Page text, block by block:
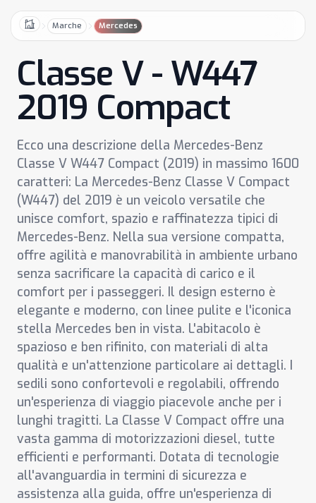
HomeMarche Mercedes
Classe V - W447
2019 Compact
Ecco una descrizione della Mercedes-Benz
Classe V W447 Compact (2019) in massimo 1600
caratteri: La Mercedes-Benz Classe V Compact
(W447) del 2019 è un veicolo versatile che
unisce comfort, spazio e raffinatezza tipici di
Mercedes-Benz. Nella sua versione compatta,
offre agilità e manovrabilità in ambiente urbano
senza sacrificare la capacità di carico e il
comfort per i passeggeri. Il design esterno è
elegante e moderno, con linee pulite e l'iconica
stella Mercedes ben in vista. L'abitacolo è
spazioso e ben rifinito, con materiali di alta
qualità e un'attenzione particolare ai dettagli. I
sedili sono confortevoli e regolabili, offrendo
un'esperienza di viaggio piacevole anche per i
lunghi tragitti. La Classe V Compact offre una
vasta gamma di motorizzazioni diesel, tutte
efficienti e performanti. Dotata di tecnologie
all'avanguardia in termini di sicurezza e
assistenza alla guida, offre un'esperienza di